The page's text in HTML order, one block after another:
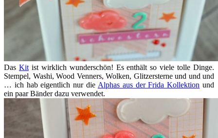
Das Kitist wirklich wunderschön! Es enthält so viele tolle Dinge.
Stempel, Washi, Wood Venners, Wolken, Glitzersterne und und und
… ich hab eigentlich nur die Alphas aus der Frida Kollektion und
ein paar Bänder dazu verwendet.